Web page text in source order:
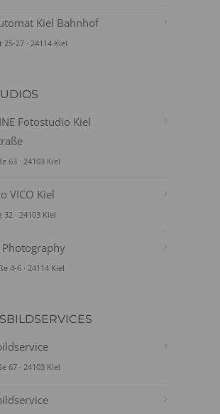
Kiel Bahnhof
27 · 24114 Kiel
Fotostudio Kiel
63 · 24103 Kiel
VICO Kiel
· 24103 Kiel
4-6 · 24114 Kiel
67 · 24103 Kiel